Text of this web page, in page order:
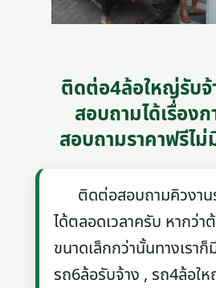
ติดต่อ4ล้อใหญ่รับ
สอบถามได้เรื่อง
สอบถามราคาฟรีไม่
ติดต่อสอบถามคิวงาน
ได้ตลอดเวลาครับ หากว่า
ขนาดเล็กกว่านั้นทางเราก็
รถ6ล้อรับจ้าง , รถ4ล้อใ